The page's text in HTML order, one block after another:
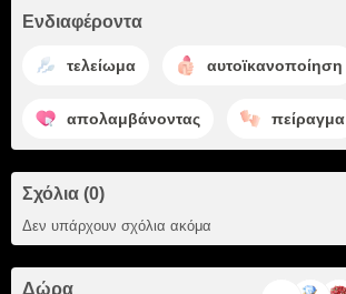
Ενδιαφέροντα
τελείωμα αυτοϊκανοποίηση
απολαμβάνοντας πείραγμα
Σχόλια (0)
Δεν υπάρχουν σχόλια ακόμα
Δώρα